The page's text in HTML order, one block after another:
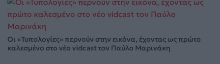
Οι «Τυπολογίες» περνούν στην εικόνα, έχοντας ως πρώτο
καλεσμένο στο νέο vidcast τον Παύλο Μαρινάκη